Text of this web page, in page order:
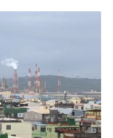
能源與清潔空氣研究
、來自德國的
危險依賴：台灣成為全
持續》報告。能源與
羅斯政策與能源分析